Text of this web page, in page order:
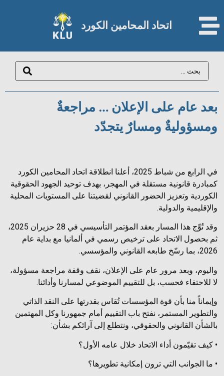
اتحاد المحامين الكورد​
بعد عام على الإعلان … مراجعةٌ
ومسؤوليةٌ ومسارٌ يتجدّد
في الرابع من شباط 2025، أعلنا انطلاقة اتحاد المحامين الكورد
كمبادرة قانونية مستقلة في المهجر، بهدف توحيد الجهود الحقوقية
الكوردية وتعزيز الحضور القانوني لقضيتنا على المستويات المحلية
والإقليمية والدولية.
وقد تُوِّج هذا المسار بعقد المؤتمر التأسيسي في 28 حزيران 2025،
ثم بحصول الاتحاد على ترخيص رسمي في ألمانيا مع بداية عام
2026، بما رسّخ طابعه القانوني والمؤسسي.
واليوم، وبعد مرور عام على الإعلان، نقف وقفة مراجعة مسؤولة،
لا للاحتفاء فحسب، بل للتقييم الموضوعي لمسارنا وأدائنا.
وإيماناً منا بأن قوة المؤسسات تُقاس بقدرتها على النقد الذاتي
والتطوير المستمر، نفتح باب التقييم أمام جمهورنا وكل المهتمين
بالشأن القانوني والحقوقي، ونتطلع إلى آرائكم بشأن:
• كيف تقيّمون أداء الاتحاد خلال عامه الأول؟
• ما الجوانب التي ترون إمكانية تطويرها؟